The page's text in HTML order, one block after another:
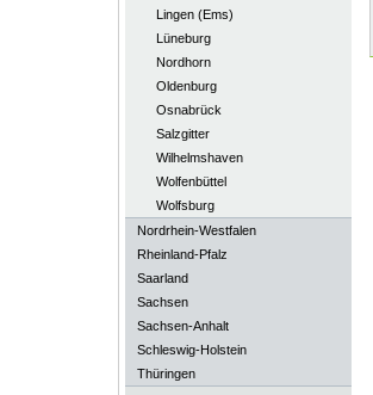
Lingen (Ems)
Lüneburg
Nordhorn
Oldenburg
Osnabrück
Salzgitter
Wilhelmshaven
Wolfenbüttel
Wolfsburg
Nordrhein-Westfalen
Rheinland-Pfalz
Saarland
Sachsen
Sachsen-Anhalt
Schleswig-Holstein
Thüringen